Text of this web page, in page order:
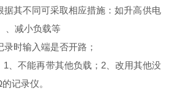
据其不同可采取相应措施：如升高供电
、减小负载等
时输入端是否开路；
、不能再带其他负载；2、改用其他没
记录仪。